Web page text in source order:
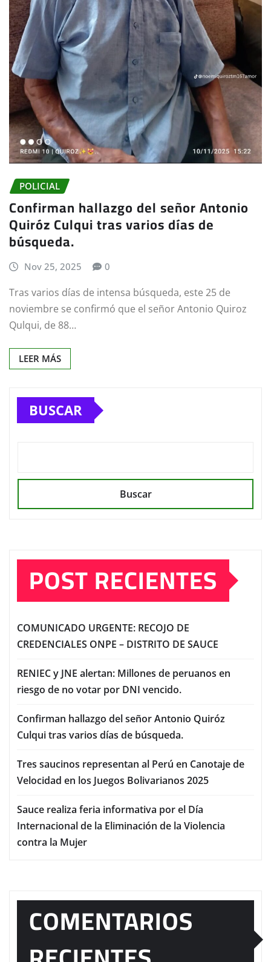
POLICIAL
Confirman hallazgo del señor Antonio
Quiróz Culqui tras varios días de
búsqueda.
Nov 25, 2025 0
Tras varios días de intensa búsqueda, este 25 de
noviembre se confirmó que el señor Antonio Quiroz
Qulqui, de 88…
LEER MÁS
BUSCAR
Buscar
POST RECIENTES
COMUNICADO URGENTE: RECOJO DE
CREDENCIALES ONPE – DISTRITO DE SAUCE
RENIEC y JNE alertan: Millones de peruanos en
riesgo de no votar por DNI vencido.
Confirman hallazgo del señor Antonio Quiróz
Culqui tras varios días de búsqueda.
Tres saucinos representan al Perú en Canotaje de
Velocidad en los Juegos Bolivarianos 2025
Sauce realiza feria informativa por el Día
Internacional de la Eliminación de la Violencia
contra la Mujer
COMENTARIOS